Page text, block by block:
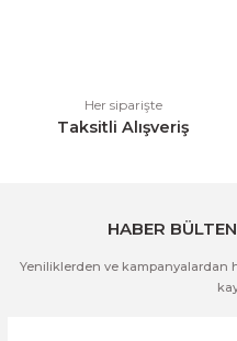
Her siparişte
Taksitli Alışveriş
HABER
Yeniliklerden ve kampanyalardan